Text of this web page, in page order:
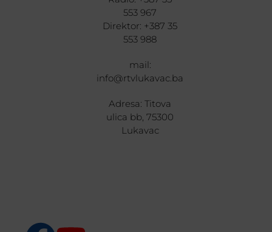
553 967
Direktor: +387 35
553 988
mail:
info@rtvlukavac.ba
Adresa: Titova
ulica bb, 75300
Lukavac